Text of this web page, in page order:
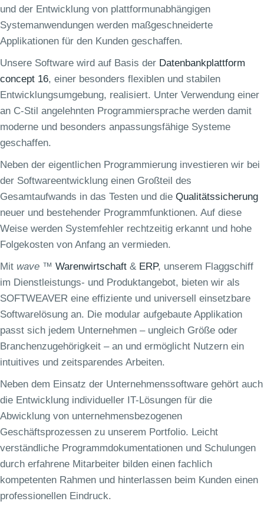
und der Entwicklung von plattformunabhängigen
Systemanwendungen werden maßgeschneiderte
Applikationen für den Kunden geschaffen.
Unsere Software wird auf Basis der Datenbankplattform
concept 16, einer besonders flexiblen und stabilen
Entwicklungsumgebung, realisiert. Unter Verwendung einer
an C-Stil angelehnten Programmiersprache werden damit
moderne und besonders anpassungsfähige Systeme
geschaffen.
Neben der eigentlichen Programmierung investieren wir bei
der Softwareentwicklung einen Großteil des
Gesamtaufwands in das Testen und die Qualitätssicherung
neuer und bestehender Programmfunktionen. Auf diese
Weise werden Systemfehler rechtzeitig erkannt und hohe
Folgekosten von Anfang an vermieden.
Mit wave ™ Warenwirtschaft & ERP, unserem Flaggschiff
im Dienstleistungs- und Produktangebot, bieten wir als
SOFTWEAVER eine effiziente und universell einsetzbare
Softwarelösung an. Die modular aufgebaute Applikation
passt sich jedem Unternehmen – ungleich Größe oder
Branchenzugehörigkeit – an und ermöglicht Nutzern ein
intuitives und zeitsparendes Arbeiten.
Neben dem Einsatz der Unternehmenssoftware gehört auch
die Entwicklung individueller IT-Lösungen für die
Abwicklung von unternehmensbezogenen
Geschäftsprozessen zu unserem Portfolio. Leicht
verständliche Programmdokumentationen und Schulungen
durch erfahrene Mitarbeiter bilden einen fachlich
kompetenten Rahmen und hinterlassen beim Kunden einen
professionellen Eindruck.